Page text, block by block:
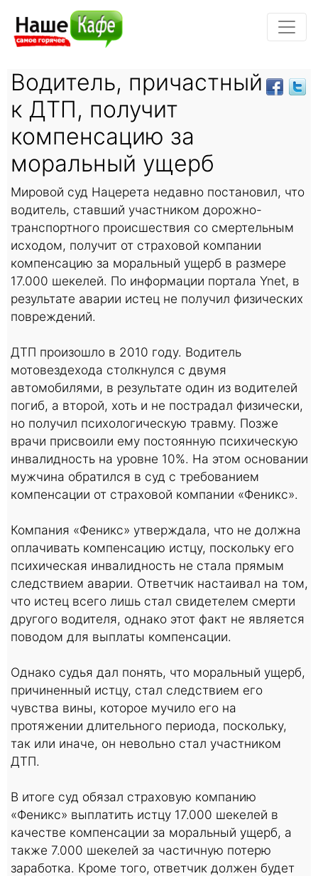
Водитель, причастный
к ДТП, получит
компенсацию за
моральный ущерб
Мировой суд Нацерета недавно постановил, что
водитель, ставший участником дорожно-
транспортного происшествия со смертельным
исходом, получит от страховой компании
компенсацию за моральный ущерб в размере
17.000 шекелей. По информации портала Ynet, в
результате аварии истец не получил физических
повреждений.
ДТП произошло в 2010 году. Водитель
мотовездехода столкнулся с двумя
автомобилями, в результате один из водителей
погиб, а второй, хоть и не пострадал физически,
но получил психологическую травму. Позже
врачи присвоили ему постоянную психическую
инвалидность на уровне 10%. На этом основании
мужчина обратился в суд с требованием
компенсации от страховой компании «Феникс».
Компания «Феникс» утверждала, что не должна
оплачивать компенсацию истцу, поскольку его
психическая инвалидность не стала прямым
следствием аварии. Ответчик настаивал на том,
что истец всего лишь стал свидетелем смерти
другого водителя, однако этот факт не является
поводом для выплаты компенсации.
Однако судья дал понять, что моральный ущерб,
причиненный истцу, стал следствием его
чувства вины, которое мучило его на
протяжении длительного периода, поскольку,
так или иначе, он невольно стал участником
ДТП.
В итоге суд обязал страховую компанию
«Феникс» выплатить истцу 17.000 шекелей в
качестве компенсации за моральный ущерб, а
также 7.000 шекелей за частичную потерю
заработка. Кроме того, ответчик должен будет